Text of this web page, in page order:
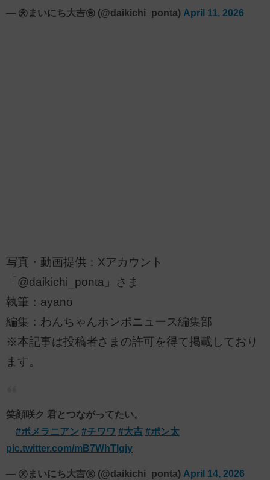
— ㉩まいにち大吉㉭ (@daikichi_ponta) April 11, 2026
写真・動画提供：Xアカウント
「@daikichi_ponta」さま
執筆：ayano
編集：わんちゃんホンポニュース編集部
※本記事は投稿者さまの許可を得て掲載しており
ます。
笑顔咲ク 君とつながってたい。
#ポメラニアン #チワワ #大吉 #ポン太
pic.twitter.com/mB7WhTIgjy
— ㉩まいにち大吉㉭ (@daikichi_ponta) April 14, 2026